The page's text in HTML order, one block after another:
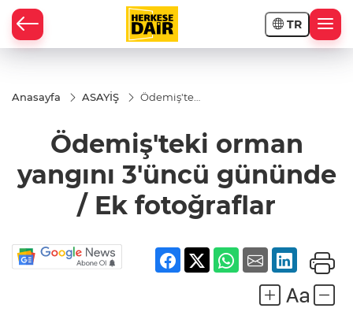
TR
Anasayfa ASAYİŞ
Ödemiş'teki
3'üncü
gününde /
Ek
fotoğraflar
Ödemiş'teki orman
yangını 3'üncü gününde
/ Ek fotoğraflar